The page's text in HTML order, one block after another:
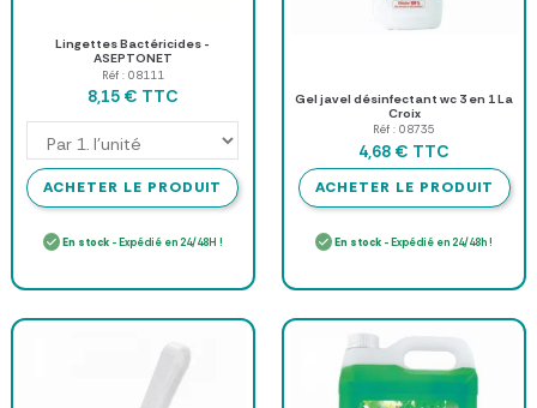
Lingettes Bactéricides -
ASEPTONET
Réf : 08111
8,15 € TTC
ACHETER LE PRODUIT
En stock- Expédié en 24/48H !
Gel javel désinfectant wc 3 en 1 La
Croix
Réf : 08735
4,68 € TTC
ACHETER LE PRODUIT
En stock - Expédié en 24/48h !